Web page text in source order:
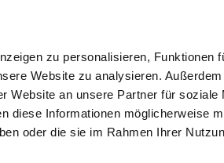
zu personalisieren, Funktionen
Website zu analysieren.
Website an unsere Partner für soziale
diese Informationen möglicherweise
oder die sie im Rahmen Ihrer